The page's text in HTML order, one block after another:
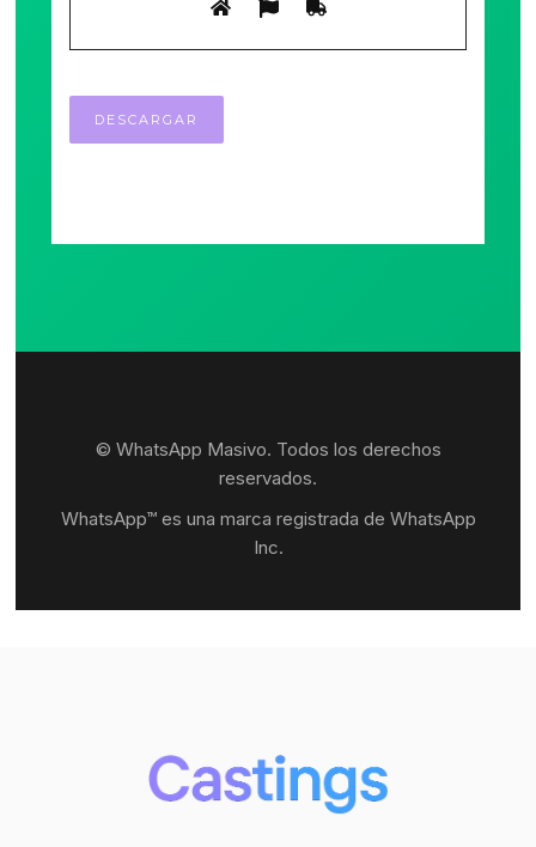
© WhatsApp Masivo. Todos los derechos
reservados.
WhatsApp™ es una marca registrada de WhatsApp
Inc.